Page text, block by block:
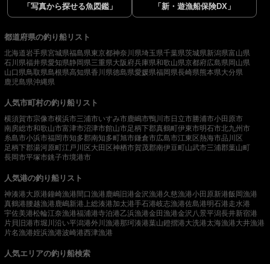
「写真から探せる魚図鑑」
「新・遊漁船保険DX」
都道府県の釣り船リスト
北海道岩手県宮城県福島県東京都神奈川県埼玉県千葉県茨城県新潟県富山県
石川県福井県愛知県静岡県三重県大阪府兵庫県和歌山県京都府広島県岡山県
山口県鳥取県島根県高知県香川県徳島県愛媛県福岡県長崎県熊本県大分県
鹿児島県沖縄県
人気市町村の釣り船リスト
横須賀市宗像市横浜市三浦市いすみ市鹿嶋市鴨川市日立市勝浦市小田原市
南房総市和歌山市富津市沼津市館山市足柄下郡真鶴町伊東市明石市北九州市
糸島市小浜市福岡市知多郡南知多町旭市鎌倉市広島市江東区熱海市品川区
足柄下郡湯河原町江戸川区大田区神栖市賀茂郡南伊豆町山武市三浦郡葉山町
長岡市平塚市銚子市境港市
人気港の釣り船リスト
神湊港大原港鐘崎漁港間口漁港 鹿嶋旧港金沢漁港久慈漁港小田原新港飯岡漁港
真鶴港腰越漁港 鹿嶋新港 上総湊港加太港手石港岐志漁港佐島港明石港走水港
宇佐美港松輪江奈漁港福浦港寺泊港乙浜漁港金田漁港金沢八景平潟長井新宿港
片貝旧港市堀川沿い平潟港外川漁港那珂湊港葉山鐙摺港大洗港太海漁港大井漁港
片名漁港姪浜漁港波崎港西津漁港
人気エリアの釣り船検索